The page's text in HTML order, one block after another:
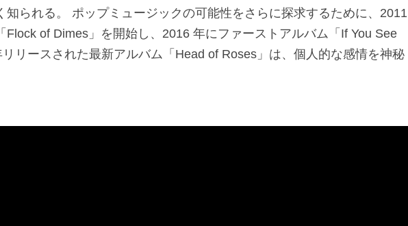
知られる。 ポップミュージックの可能性をさらに探求するために、2011
Flock of Dimes」を開始し、2016 年にファーストアルバム「If You See
リースされた最新アルバム「Head of Roses」は、個人的な感情を神秘